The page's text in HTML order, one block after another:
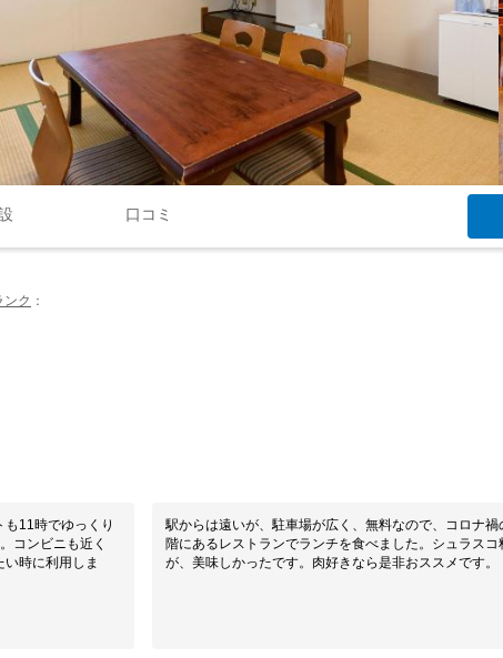
口コミ
ンク
11時でゆっくり
コンビニも近く
時に利用しま
駅からは遠いが、駐車場が広く、無料なので、コロナ
階にあるレストランでランチを食べました。シュラス
が、美味しかったです。肉好きなら是非おススメです。